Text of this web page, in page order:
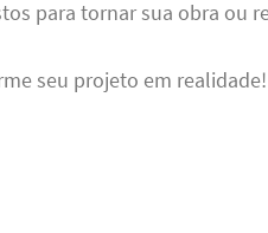
para tornar sua obra ou
seu projeto em